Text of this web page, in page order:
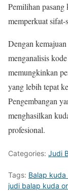
Pemilihan pasang
memperkuat
Dengan
menganalisis
memungkinkan
yang lebih tepat
Pengembangan
menghasilkan
profesional.
Categories: Judi
Tags: Balap
judi balap kuda